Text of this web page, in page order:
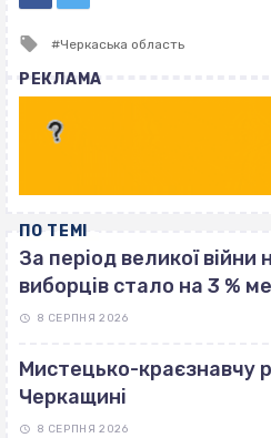
Tagged
Черкаська область
РЕКЛАМА
ПО ТЕМІ
За період великої війни
виборців стало на 3 %
8 СЕРПНЯ 2026
Мистецько-краєзнавчу
Черкащині
8 СЕРПНЯ 2026